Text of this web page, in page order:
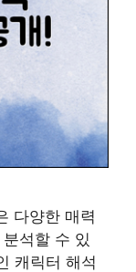
다양한 매력
석할 수 있
캐릭터 해석